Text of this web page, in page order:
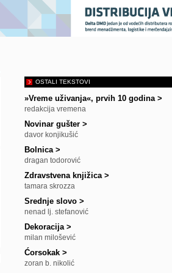
OSTALI TEKSTOVI
»Vreme uživanja«, prvih 10 godina>
redakcija vremena
Novinar gušter >
davor konjikušić
Bolnica>
dragan todorović
Zdravstvena knjižica>
tamara skrozza
Srednje slovo >
nenad lj. stefanović
Dekoracija>
milan milošević
Ćorsokak >
zoran b. nikolić